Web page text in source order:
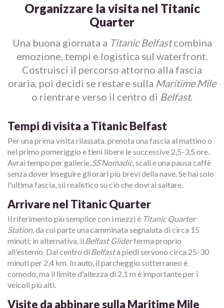
Organizzare la visita nel Titanic
Quarter
Una buona giornata a Titanic Belfastcombina
emozione, tempi e logistica sul waterfront.
Costruisci il percorso attorno alla fascia
oraria, poi decidi se restare sulla Maritime Mile
o rientrare verso il centro di Belfast.
Tempi di visita a Titanic Belfast
Per una prima visita rilassata, prenota una fascia al mattino o
nel primo pomeriggio e tieni libere le successive 2,5-3,5 ore.
Avrai tempo per gallerie,SS Nomadic, scali e una pausa caffè
senza dover inseguire gli orari più brevi della nave. Se hai solo
l'ultima fascia, sii realistico su ciò che dovrai saltare.
Arrivare nel Titanic Quarter
Il riferimento più semplice con i mezzi è Titanic Quarter
Station, da cui parte una camminata segnalata di circa 15
minuti; in alternativa, il Belfast Gliderferma proprio
all'esterno. Dal centro di Belfasta piedi servono circa 25-30
minuti per 2,4 km. In auto, il parcheggio sotterraneo è
comodo, ma il limite d'altezza di 2,1 m è importante per i
veicoli più alti.
Visite da abbinare sulla Maritime Mile